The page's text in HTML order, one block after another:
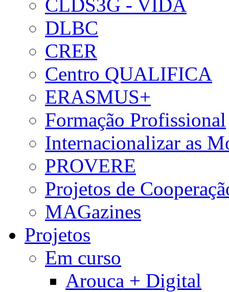
CLDS3G - VIDA
DLBC
CRER
Centro QUALIFICA
ERASMUS+
Formação Profissional
Internacionalizar as
PROVERE
Projetos de
MAGazines
Projetos
Em curso
Arouca + Digital